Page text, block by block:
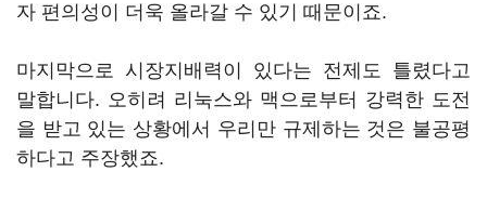
자 편의성이 더욱 올라갈 수 있기 때문이죠.
마지막으로 시장지배력이 있다는 전제도 틀렸다고
말합니다. 오히려 리눅스와 맥으로부터 강력한 도전
을 받고 있는 상황에서 우리만 규제하는 것은 불공평
하다고 주장했죠.